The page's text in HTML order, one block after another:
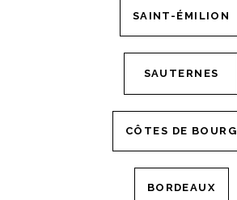
BORDEAUX
CÔTES DE BOURG
SAINT-ÉMILION
SAUTERNES